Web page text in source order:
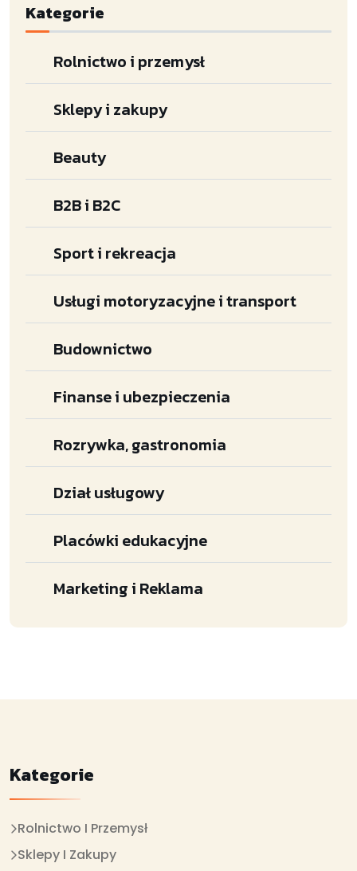
Kategorie
Rolnictwo i przemysł
Sklepy i zakupy
Beauty
B2B i B2C
Sport i rekreacja
Usługi motoryzacyjne i transport
Budownictwo
Finanse i ubezpieczenia
Rozrywka, gastronomia
Dział usługowy
Placówki edukacyjne
Marketing i Reklama
Kategorie
Rolnictwo I Przemysł
Sklepy I Zakupy